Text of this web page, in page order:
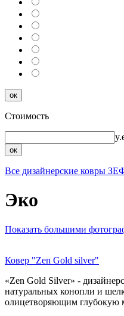
ок
Стоимость
ок
Все дизайнерские ковры
Эко
Показать большими
Ковер "Zen Gold silver"
«Zen Gold Silver» -
натуральных конопли и
олицетворяющим глубокую